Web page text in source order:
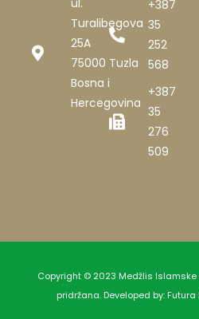
Turalibegova
25A
75000 Tuzla
Bosna i
Hercegovina
+387
35
252
568
+387
35
276
509
Copyright © 2023 Medžlis
pridržana. Developed by: Futura